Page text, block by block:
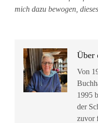
mich dazu bewogen,
Über
Von
1995
der
zuvor